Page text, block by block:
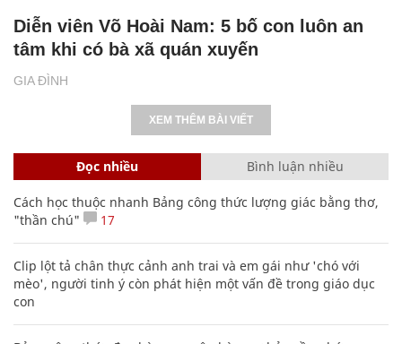
GIA ĐÌNH
Diễn viên Võ Hoài Nam: 5 bố con luôn an
tâm khi có bà xã quán xuyến
XEM THÊM BÀI VIẾT
Đọc nhiều Bình luận nhiều
Cách học thuộc nhanh Bảng công thức lượng giác bằng thơ,
"thần chú"
17
Clip lột tả chân thực cảnh anh trai và em gái như 'chó với
mèo', người tinh ý còn phát hiện một vấn đề trong giáo dục
con